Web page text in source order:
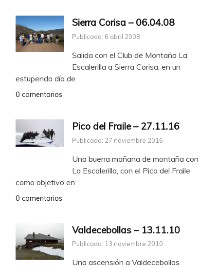
Sierra Corisa – 06.04.08
Publicado: 6 abril 2008
Salida con el Club de Montaña La
Escalerilla a Sierra Corisa, en un
estupendo día de
0 comentarios
Pico del Fraile – 27.11.16
Publicado: 27 noviembre 2016
Una buena mañana de montaña con
La Escalerilla, con el Pico del Fraile
como objetivo en
0 comentarios
Valdecebollas – 13.11.10
Publicado: 13 noviembre 2010
Una ascensión a Valdecebollas